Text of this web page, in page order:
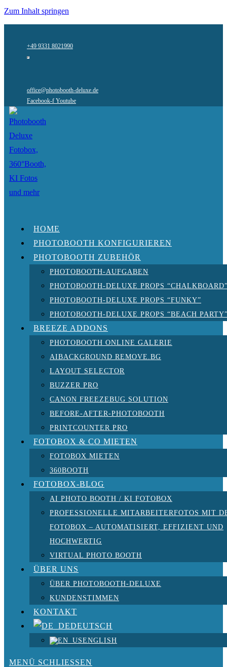
Zum Inhalt springen
+49 9331 8021990
office@photobooth-deluxe.de
Facebook-f Youtube
HOME
PHOTOBOOTH KONFIGURIEREN
PHOTOBOOTH ZUBEHÖR
PHOTOBOOTH-AUFGABEN
PHOTOBOOTH-DELUXE PROPS
PHOTOBOOTH-DELUXE PROPS “FUNKY”
PHOTOBOOTH-DELUXE PROPS “BEACH
BREEZE ADDONS
PHOTOBOOTH ONLINE GALERIE
AIBACKGROUND REMOVE.BG
LAYOUT SELECTOR
BUZZER PRO
CANON FREEZEBUG SOLUTION
BEFORE-AFTER-PHOTOBOOTH
PRINTCOUNTER PRO
FOTOBOX & CO MIETEN
FOTOBOX MIETEN
360BOOTH
FOTOBOX-BLOG
AI PHOTO BOOTH / KI FOTOBOX
PROFESSIONELLE MITARBEITERFOTOS MIT
FOTOBOX – AUTOMATISIERT, EFFIZIENT UND
HOCHWERTIG
VIRTUAL PHOTO BOOTH
ÜBER UNS
ÜBER PHOTOBOOTH-DELUXE
KUNDENSTIMMEN
KONTAKT
DEUTSCH
ENGLISH
MENÜ SCHLIESSEN